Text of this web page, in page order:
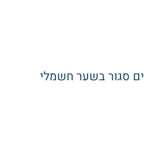
סגור בשער חשמלי